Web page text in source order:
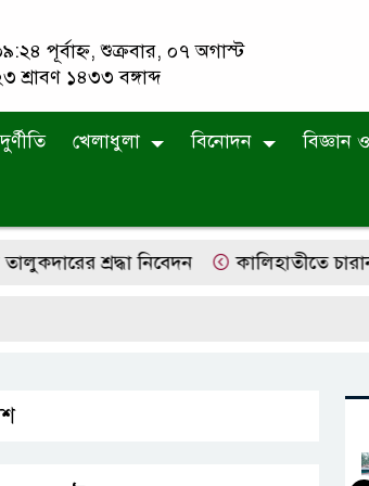
পূর্বাহ্ন, শুক্রবার, ০৭ অগাস্ট
শ্রাবণ ১৪৩৩ বঙ্গাব্দ
খেলাধুলা বিনোদন বিজ্ঞান
শ্রদ্ধা নিবেদন কালিহাতীতে চারান